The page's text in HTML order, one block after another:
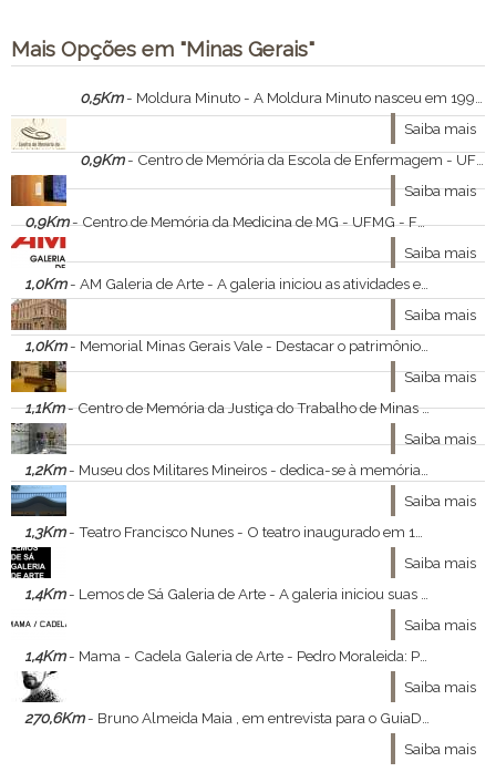
Mais Opções em "Minas Gerais"
0,5Km- Moldura Minuto - A Moldura Minuto nasceu em 1999 com o conceito de emolduramento rápido e hoje forma uma rede com de cerca de 71 lojas espalhadas por 31 cidades do Brasil. O espaço comercializa fotos, quadros, serigrafias e imagens gráficas. Atualmente a empresa possui um
Saiba mais
0,9Km- Centro de Memória da Escola de Enfermagem - UFMG - O acervo histórico do Centro de Memória é constituído por documentos, fotos e recortes de jornais, fontes para pesquisadores interessados na recuperação da memória da instituição.
Saiba mais
0,9Km- Centro de Memória da Medicina de MG - UFMG - Formada em 1911, pouco depois da criação de Belo Horizonte, a Faculdade de Medicina da UFMG carrega uma história rica, com personagens notáveis.
Saiba mais
1,0Km- AM Galeria de Arte - A galeria iniciou as atividades em 1990 com representação somente de grandes escultores brasileiros, como Franz Weissmann, Amilcar de Castro, Ascânio MMM, Sérgio Camargo, Bruno Giorgi, José Bento, Jorge dos Anjos e Marcos Coelho Benjamim. Mais tarde, abri
Saiba mais
1,0Km- Memorial Minas Gerais Vale - Destacar o patrimônio cultural e histórico mineiro como importante fonte de experiências e emoções - esta é a proposta do Memorial Minas Gerais - Vale.
Saiba mais
1,1Km- Centro de Memória da Justiça do Trabalho de Minas Gerais - O Centro de Memória foi criado em março de 1997, por meio de proposição aprovada pelo Egrégio Tribunal Regional do Trabalho da 3ª Região, sob a presidência do Juiz José Maria Caldeira.
Saiba mais
1,2Km- Museu dos Militares Mineiros - dedica-se à memória de duas das mais tradicionais corporações do Estado,
Saiba mais
1,3Km- Teatro Francisco Nunes - O teatro inaugurado em 1950 fica dentro do parque mais conhecido da cidade, o Municipal.
Saiba mais
1,4Km- Lemos de Sá Galeria de Arte - A galeria iniciou suas atividades em 1992, com o nome de Kolams Galeria de Arte. Realiza exposições e produz livros e eventos afins. Mantém em acervo obras de Amilcar de Castro, Célia Euvaldo, Sergio Sister, Pedro David, Maria-Carmen Perlingeiro, Manfredo
Saiba mais
1,4Km- Mama - Cadela Galeria de Arte - Pedro Moraleida: Pintura e Desenho reúne trabalhos inéditos e obras exibidas apenas no exterior do artista mineiro (1977-1999). São 54 trabalhos, sendo 14 de grande porte. Curadoria de Adriano Gomide (de 28/02/15, às 14h, a 30/03/15).
Saiba mais
270,6Km- Bruno Almeida Maia , em entrevista para o GuiaDasArtes - Bruno Almeida Maia , ministrante do curso Constelações Visionárias , a relação entre moda , arte e filosofia nos concedeu a ótima entrevista que se segue :
Saiba mais